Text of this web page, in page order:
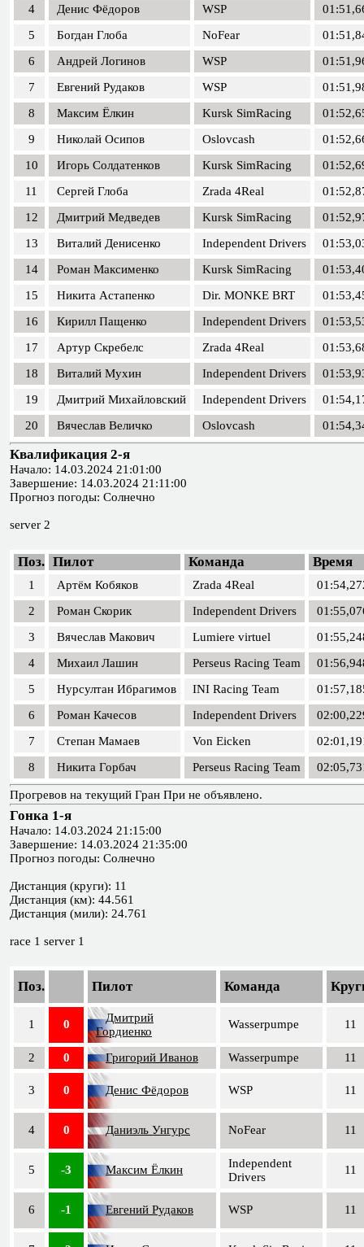
4
Денис Фёдоров WSP
5
Богдан Глоба NoFear
6
Андрей Логинов WSP
7
Евгений Рудаков WSP
8
Максим Ёлкин Kursk SimRacing
9
Николай Осипов Oslovcash
10
Игорь Солдатенков Kursk SimRacing
11
Сергей Глоба Zrada 4Real
12
Дмитрий Медведев Kursk SimRacing
13
Виталий Денисенко Independent Drivers
14
Роман Максименко Kursk SimRacing
15
Никита Астапенко Dir. MONKE BRT
16
Кирилл Пащенко Independent Drivers
17
Артур Скребелс Zrada 4Real
18
Виталий Мухин Independent Drivers
19
Дмитрий Михайловский Independent Drivers
20
Вячеслав Величко Oslovcash
Квалификация 2-я
Начало: 14.03.2024 21:01:00
Завершение: 14.03.2024 21:11:00
Прогноз погоды: Солнечно
server 2
Поз. Пилот Команда Время
1 Артём Кобяков Zrada 4Real
2
Роман Скорик Independent Drivers
3
Вячеслав Макович Lumiere virtuel
4
Михаил Лашин Perseus Racing Team
5
Нурсултан Ибрагимов INI Racing Team
6
Роман Качесов Independent Drivers
7
Степан Мамаев Von Eicken
8
Никита Горбач Perseus Racing Team
Прогревов на текущий Гран При не объявлено.
Гонка 1-я
Начало: 14.03.2024 21:15:00
Завершение: 14.03.2024 21:35:00
Прогноз погоды: Солнечно
Дистанция (круги): 11
Дистанция (км): 44.561
Дистанция (мили): 24.761
race 1 server 1
Поз. Пилот Команда
1 0
Дмитрий
Гордиенко
Wasserpumpe 11
2 0 Григорий Иванов Wasserpumpe 11
3 0 Денис Фёдоров WSP 11
4 0 Даниэль Унгурс NoFear 11
5 -3 Максим Ёлкин
Independent
Drivers
11
6 -1 Евгений Рудаков WSP 11